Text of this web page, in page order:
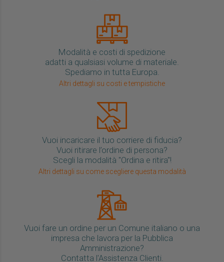
Modalità e costi di spedizione
adatti a qualsiasi volume di materiale.
Spediamo in tutta Europa.
Altri dettagli su costi e tempistiche
Vuoi incaricare il tuo corriere di fiducia?
Vuoi ritirare l’ordine di persona?
Scegli la modalità "Ordina e ritira"!
Altri dettagli su come scegliere questa modalità
Vuoi fare un ordine per un Comune italiano o una
impresa che lavora per la Pubblica
Amministrazione?
Contatta l'Assistenza Clienti.